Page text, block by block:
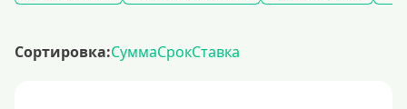
Сортировка:СуммаСрокСтавка